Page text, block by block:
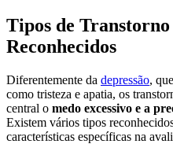
Tipos de Transtorno
Reconhecidos
Diferentemente da depressão,
como tristeza e apatia, os
central o medo excessivo e a
Existem vários tipos
características específicas na